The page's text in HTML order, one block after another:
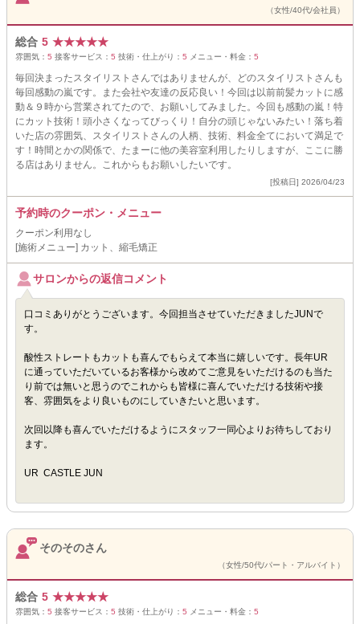
（女性/40代/会社員）
総合 5 ★★★★★
雰囲気： 5 接客サービス： 5 技術・仕上がり： 5 メニュー・料金： 5
毎回決まったスタイリストさんではありませんが、どのスタイリストさんも
毎回感動の嵐です。また会社や友達の反応良い！今回は以前前髪カットに感
動＆９時から営業されてたので、お願いしてみました。今回も感動の嵐！特
にカット技術！頭小さくなってびっくり！自分の頭じゃないみたい！落ち着
いた店の雰囲気、スタイリストさんの人柄、技術、料金全てにおいて満足で
す！時間とかの関係で、たまーに他の美容室利用したりしますが、ここに勝
る店はありません。これからもお願いしたいです。
[投稿日] 2026/04/23
予約時のクーポン・メニュー
クーポン利用なし
[施術メニュー] カット、縮毛矯正
サロンからの返信コメント
口コミありがとうございます。今回担当させていただきましたJUNで
す。
酸性ストレートもカットも喜んでもらえて本当に嬉しいです。長年UR
に通っていただいているお客様から改めてご意見をいただけるのも当た
り前では無いと思うのでこれからも皆様に喜んでいただける技術や接
客、雰囲気をより良いものにしていきたいと思います。
次回以降も喜んでいただけるようにスタッフ一同心よりお待ちしており
ます。
UR CASTLE JUN
そのそのさん
（女性/50代/パート・アルバイト）
総合 5 ★★★★★
雰囲気： 5 接客サービス： 5 技術・仕上がり： 5 メニュー・料金： 5